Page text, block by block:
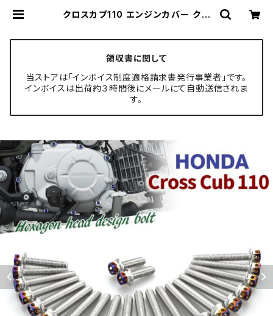
クロスカブ110 エンジンカバー クラ
タンカラー TB6334 | TECH-MAS
TER ボルト専門店
領収書に関して
当ストアは「インボイス制度適格請求書発行事業者」です。
インボイスは出荷約３時間後にメールにて自動送信されま
す。